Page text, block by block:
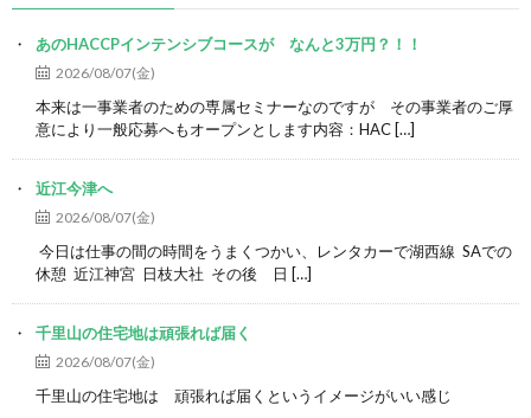
あのHACCPインテンシブコースが なんと3万円？！！
2026/08/07(金)
本来は一事業者のための専属セミナーなのですが その事業者のご厚
意により一般応募へもオープンとします内容：HAC […]
近江今津へ
2026/08/07(金)
今日は仕事の間の時間をうまくつかい、レンタカーで湖西線 SAでの
休憩 近江神宮 日枝大社 その後 日 […]
千里山の住宅地は頑張れば届く
2026/08/07(金)
千里山の住宅地は 頑張れば届くというイメージがいい感じ